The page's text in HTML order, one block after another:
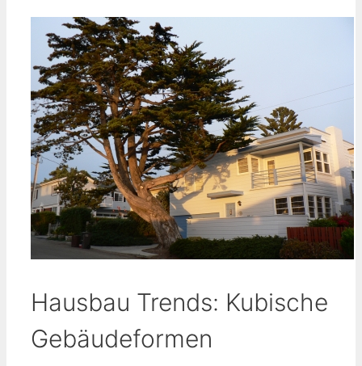
Hausbau Trends: Kubische
Gebäudeformen